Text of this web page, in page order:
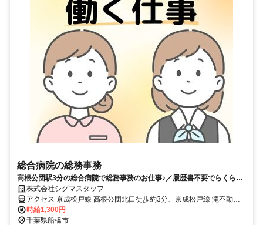
総合病院の総務事務
高根公団駅3分の総合病院で総務事務のお仕事♪／履歴書不要でらくらく
応募可能★
株式会社シグマスタッフ
アクセス 京成松戸線 高根公団北口徒歩約3分、京成松戸線 滝不動出
入口2徒歩約11分、京成松戸線 高根木戸北口徒歩約11分 新京成線高
根公団駅より徒歩3分
時給1,300円
千葉県船橋市